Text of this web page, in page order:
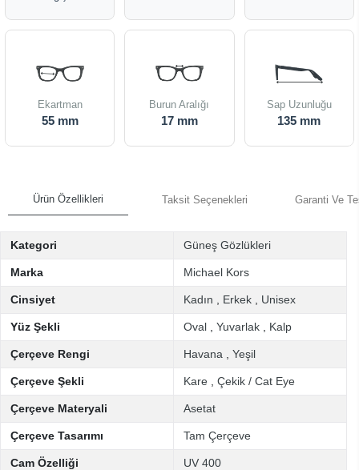
Ekartman
55 mm
Burun Aralığı
17 mm
Sap Uzunluğu
135 mm
Ürün Özellikleri Taksit Seçenekleri Garanti Ve
Kategori Güneş Gözlükleri
Marka Michael Kors
Cinsiyet Kadın Erkek Unisex
Yüz Şekli Oval Yuvarlak Kalp
Çerçeve Rengi Havana Yeşil
Çerçeve Şekli Kare Çekik / Cat Eye
Çerçeve Materyali Asetat
Çerçeve Tasarımı Tam Çerçeve
Cam Özelliği UV 400